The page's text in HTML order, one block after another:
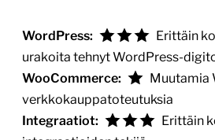
WordPress:
Erittäin
urakoita tehnyt WordPress-
WooCommerce:
Muutamia
verkkokauppatoteutuksia
Integraatiot:
Erittäin